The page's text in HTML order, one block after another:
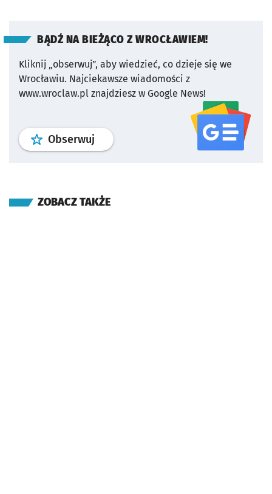
BĄDŹ NA BIEŻĄCO Z WROCŁAWIEM!
Kliknij „obserwuj”, aby wiedzieć, co dzieje się we
Wrocławiu. Najciekawsze wiadomości z
www.wroclaw.pl znajdziesz w Google News!
Obserwuj profil serwisu
ZOBACZ TAKŻE